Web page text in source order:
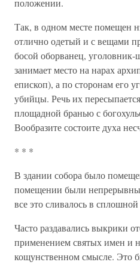
положении.
Так, в одном месте помещен
отлично одетый и с вещами
босой оборванец,
занимает место на нарах
епископ), а по сторонам его
убийцы. Речь их
площадной бранью с
Вообразите состоите духа
* * *
В здании собора было
помещении были
все это сливалось в
Часто раздавались выкрики
применением святых имен и
кощунственном смысле. Это